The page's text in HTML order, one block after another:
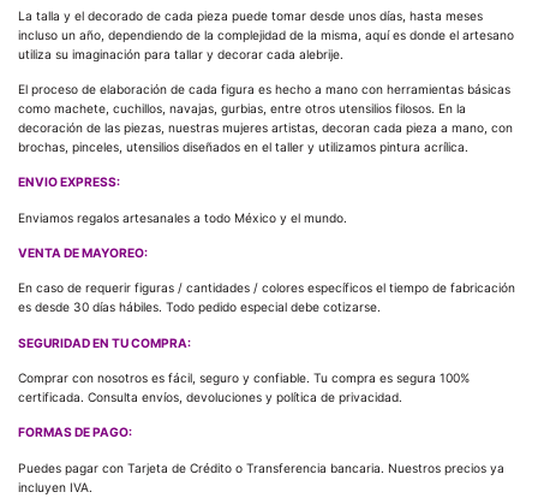
La talla y el decorado de cada pieza puede tomar desde unos días, hasta meses
incluso un año, dependiendo de la complejidad de la misma, aquí es donde el artesano
utiliza su imaginación para tallar y decorar cada alebrije.
El proceso de elaboración de cada figura es hecho a mano con herramientas básicas
como machete, cuchillos, navajas, gurbias, entre otros utensilios filosos. En la
decoración de las piezas, nuestras mujeres artistas, decoran cada pieza a mano, con
brochas, pinceles, utensilios diseñados en el taller y utilizamos pintura acrílica.
ENVIO EXPRESS:
Enviamos regalos artesanales a todo México y el mundo.
VENTA DE MAYOREO:
En caso de requerir figuras / cantidades / colores específicos el tiempo de fabricación
es desde 30 días hábiles. Todo pedido especial debe cotizarse.
SEGURIDAD EN TU COMPRA:
Comprar con nosotros es fácil, seguro y confiable. Tu compra es segura 100%
certificada. Consulta envíos, devoluciones y política de privacidad.
FORMAS DE PAGO:
Puedes pagar con Tarjeta de Crédito o Transferencia bancaria. Nuestros precios ya
incluyen IVA.